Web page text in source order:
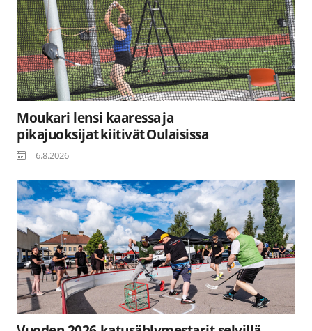
Moukari lensi kaaressa ja
pikajuoksijat kiitivät Oulaisissa
6.8.2026